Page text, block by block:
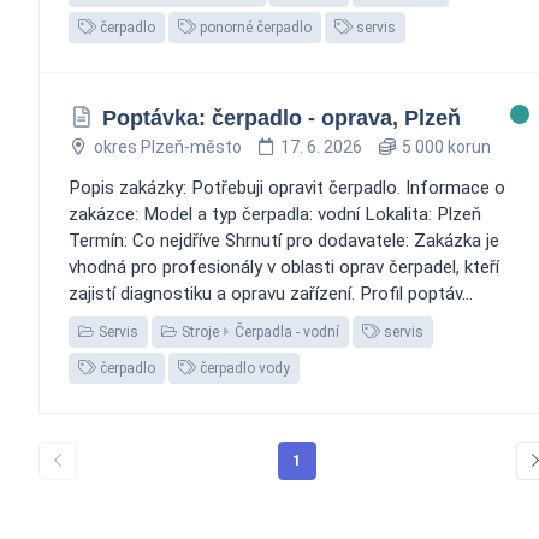
čerpadlo ponorné čerpadlo servis
Poptávka: čerpadlo - oprava, Plzeň
okres Plzeň-město 17. 6. 2026 5 000 korun
Popis zakázky: Potřebuji opravit čerpadlo. Informace o
zakázce: Model a typ čerpadla: vodní Lokalita: Plzeň
Termín: Co nejdříve Shrnutí pro dodavatele: Zakázka je
vhodná pro profesionály v oblasti oprav čerpadel, kteří
zajistí diagnostiku a opravu zařízení. Profil poptáv...
Servis Stroje Čerpadla - vodní servis
čerpadlo čerpadlo vody
1